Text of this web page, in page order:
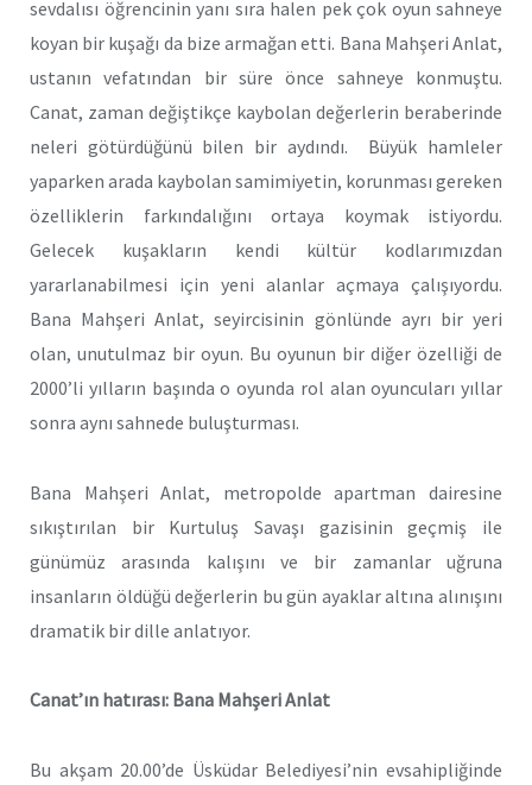
sevdalısı öğrencinin yanı sıra halen pek çok oyun sahneye
koyan bir kuşağı da bize armağan etti. Bana Mahşeri Anlat,
ustanın vefatından bir süre önce sahneye konmuştu.
Canat, zaman değiştikçe kaybolan değerlerin beraberinde
neleri götürdüğünü bilen bir aydındı. Büyük hamleler
yaparken arada kaybolan samimiyetin, korunması gereken
özelliklerin farkındalığını ortaya koymak istiyordu.
Gelecek kuşakların kendi kültür kodlarımızdan
yararlanabilmesi için yeni alanlar açmaya çalışıyordu.
Bana Mahşeri Anlat, seyircisinin gönlünde ayrı bir yeri
olan, unutulmaz bir oyun. Bu oyunun bir diğer özelliği de
2000’li yılların başında o oyunda rol alan oyuncuları yıllar
sonra aynı sahnede buluşturması.
Bana Mahşeri Anlat, metropolde apartman dairesine
sıkıştırılan bir Kurtuluş Savaşı gazisinin geçmiş ile
günümüz arasında kalışını ve bir zamanlar uğruna
insanların öldüğü değerlerin bu gün ayaklar altına alınışını
dramatik bir dille anlatıyor.
Canat’ın hatırası: Bana Mahşeri Anlat
Bu akşam 20.00’de Üsküdar Belediyesi’nin evsahipliğinde